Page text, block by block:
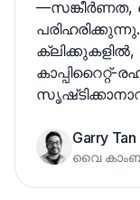
—സങ്കീര്‍ണത,
കാപ്പിറൈറ്റ്-
Garry Tan
വൈ